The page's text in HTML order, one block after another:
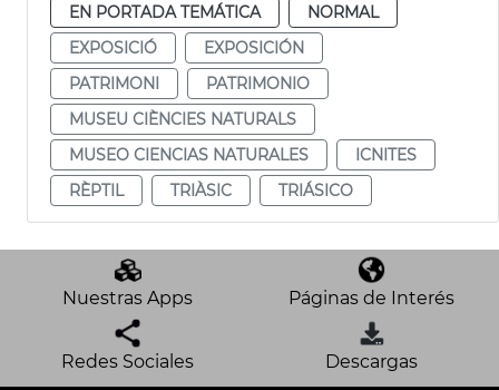
EN PORTADA TEMÁTICA
NORMAL
EXPOSICIÓ
EXPOSICIÓN
PATRIMONI
PATRIMONIO
MUSEU CIÈNCIES NATURALS
MUSEO CIENCIAS NATURALES
ICNITES
RÈPTIL
TRIÀSIC TRIÁSICO
Nuestras Apps Páginas de Interés
Redes Sociales Descargas